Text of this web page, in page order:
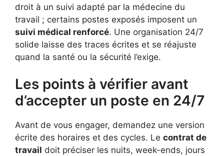
droit à un suivi adapté par la médecine du
travail ; certains postes exposés imposent un
suivi médical renforcé. Une organisation 24/7
solide laisse des traces écrites et se réajuste
quand la santé ou la sécurité l’exige.
Les points à vérifier avant
d’accepter un poste en 24/7
Avant de vous engager, demandez une version
écrite des horaires et des cycles. Le contrat de
travail doit préciser les nuits, week-ends, jours